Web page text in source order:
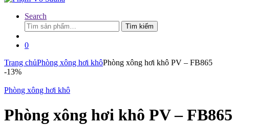
Search
Tìm
kiếm:
Tìm kiếm
0
Trang chủPhòng xông hơi khôPhòng xông hơi khô PV – FB865
-13%
Phòng xông hơi khô
Phòng xông hơi khô PV – FB865